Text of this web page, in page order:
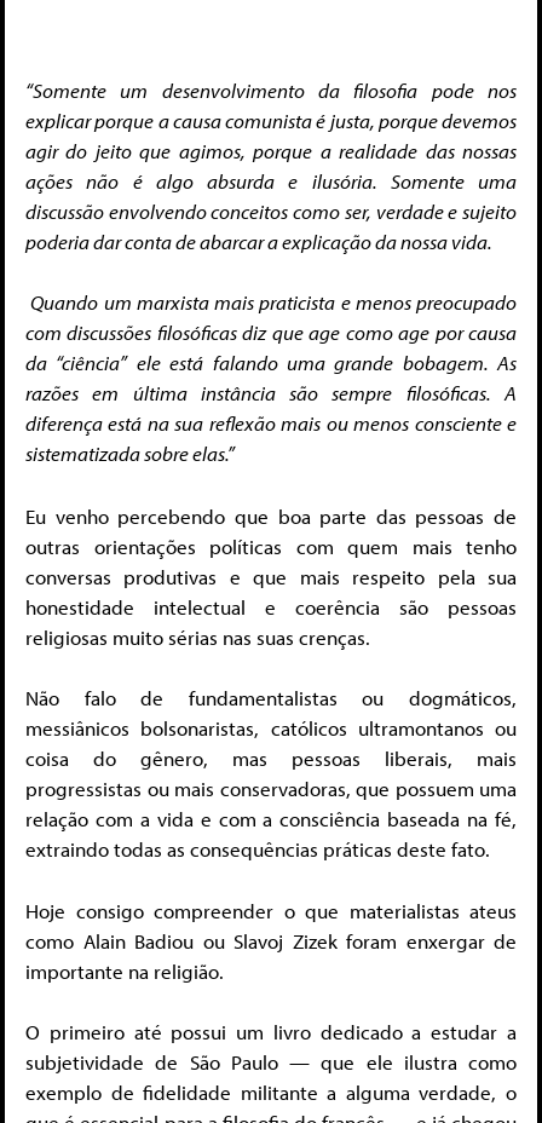
“Somente um desenvolvimento da filosofia pode nos
explicar porque a causa comunista é justa, porque devemos
agir do jeito que agimos, porque a realidade das nossas
ações não é algo absurda e ilusória. Somente uma
discussão envolvendo conceitos como ser, verdade e sujeito
poderia dar conta de abarcar a explicação da nossa vida.
Quando um marxista mais praticista e menos preocupado
com discussões filosóficas diz que age como age por causa
da “ciência” ele está falando uma grande bobagem. As
razões em última instância são sempre filosóficas. A
diferença está na sua reflexão mais ou menos consciente e
sistematizada sobre elas.”
Eu venho percebendo que boa parte das pessoas de
outras orientações políticas com quem mais tenho
conversas produtivas e que mais respeito pela sua
honestidade intelectual e coerência são pessoas
religiosas muito sérias nas suas crenças.
Não falo de fundamentalistas ou dogmáticos,
messiânicos bolsonaristas, católicos ultramontanos ou
coisa do gênero, mas pessoas liberais, mais
progressistas ou mais conservadoras, que possuem uma
relação com a vida e com a consciência baseada na fé,
extraindo todas as consequências práticas deste fato.
Hoje consigo compreender o que materialistas ateus
como Alain Badiou ou Slavoj Zizek foram enxergar de
importante na religião.
O primeiro até possui um livro dedicado a estudar a
subjetividade de São Paulo — que ele ilustra como
exemplo de fidelidade militante a alguma verdade, o